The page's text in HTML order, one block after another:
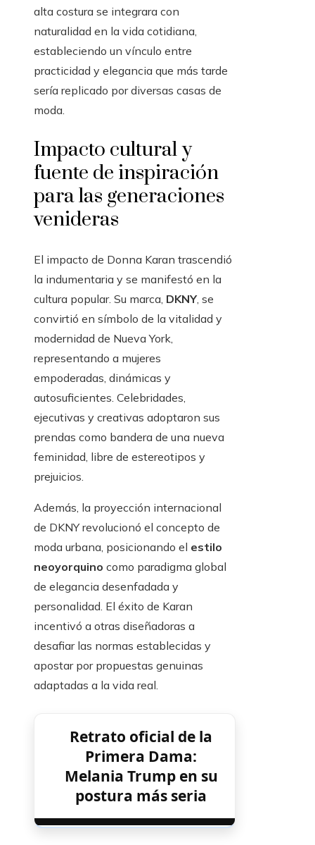
alta costura se integrara con
naturalidad en la vida cotidiana,
estableciendo un vínculo entre
practicidad y elegancia que más tarde
sería replicado por diversas casas de
moda.
Impacto cultural y
fuente de inspiración
para las generaciones
venideras
El impacto de Donna Karan trascendió
la indumentaria y se manifestó en la
cultura popular. Su marca, DKNY, se
convirtió en símbolo de la vitalidad y
modernidad de Nueva York,
representando a mujeres
empoderadas, dinámicas y
autosuficientes. Celebridades,
ejecutivas y creativas adoptaron sus
prendas como bandera de una nueva
feminidad, libre de estereotipos y
prejuicios.
Además, la proyección internacional
de DKNY revolucionó el concepto de
moda urbana, posicionando el estilo
neoyorquino como paradigma global
de elegancia desenfadada y
personalidad. El éxito de Karan
incentivó a otras diseñadoras a
desafiar las normas establecidas y
apostar por propuestas genuinas
adaptadas a la vida real.
Retrato oficial de la
Primera Dama:
Melania Trump en su
postura más seria